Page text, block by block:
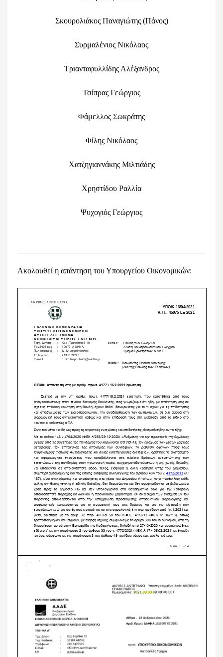
Σκουρολιάκος Παναγιώτης (Πάνος)
Συρμαλένιος Νικόλαος
Τριανταφυλλίδης Αλέξανδρος
Τσίπρας Γεώργιος
Φάμελλος Σωκράτης
Φίλης Νικόλαος
Χατζηγιαννάκης Μιλτιάδης
Χρηστίδου Ραλλία
Ψυχογιός Γεώργιος
Ακολουθεί η απάντηση του Υπουργείου Οικονομικών: